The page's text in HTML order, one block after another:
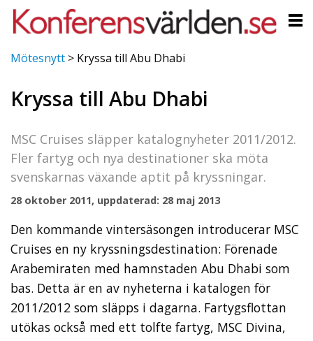
Mötesnytt > Kryssa till Abu Dhabi
Kryssa till Abu Dhabi
MSC Cruises släpper katalognyheter 2011/2012.
Fler fartyg och nya destinationer ska möta
svenskarnas växande aptit på kryssningar.
28 oktober 2011, uppdaterad: 28 maj 2013
Den kommande vintersäsongen introducerar MSC
Cruises en ny kryssningsdestination: Förenade
Arabemiraten med hamnstaden Abu Dhabi som
bas. Detta är en av nyheterna i katalogen för
2011/2012 som släpps i dagarna. Fartygsflottan
utökas också med ett tolfte fartyg, MSC Divina,